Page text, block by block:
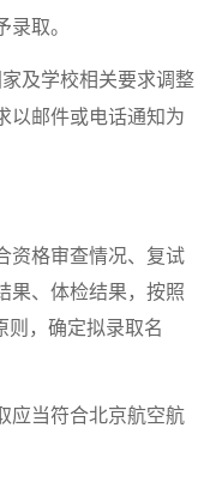
录取。
及学校相关要求调整
以邮件或电话通知为
资格审查情况、复试
果、体检结果，按照
则，确定拟录取名
应当符合北京航空航